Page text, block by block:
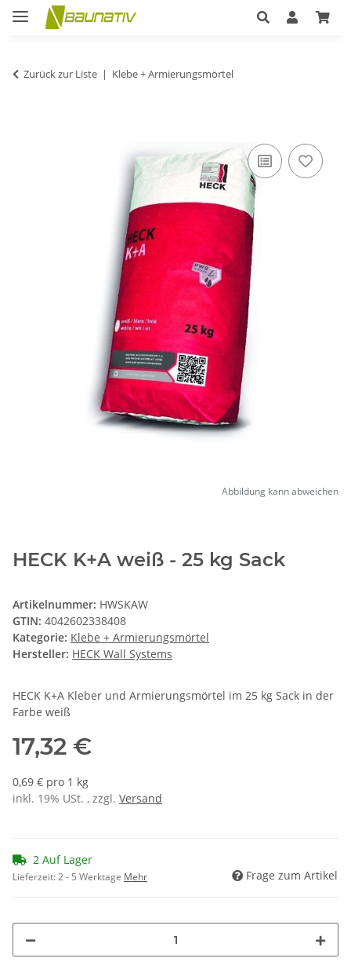
Zurück zur Liste Klebe + Armierungsmörtel
Abbildung kann abweichen
HECK K+A weiß - 25 kg Sack
Artikelnummer: HWSKAW
GTIN: 4042602338408
Kategorie: Klebe + Armierungsmörtel
Hersteller: HECK Wall Systems
HECK K+A Kleber und Armierungsmörtel im 25 kg Sack in der
Farbe weiß
17,32 €
0,69 € pro 1 kg
inkl. 19% USt. , zzgl. Versand
2 Auf Lager
Lieferzeit:2 - 5 Werktage Mehr Frage zum Artikel